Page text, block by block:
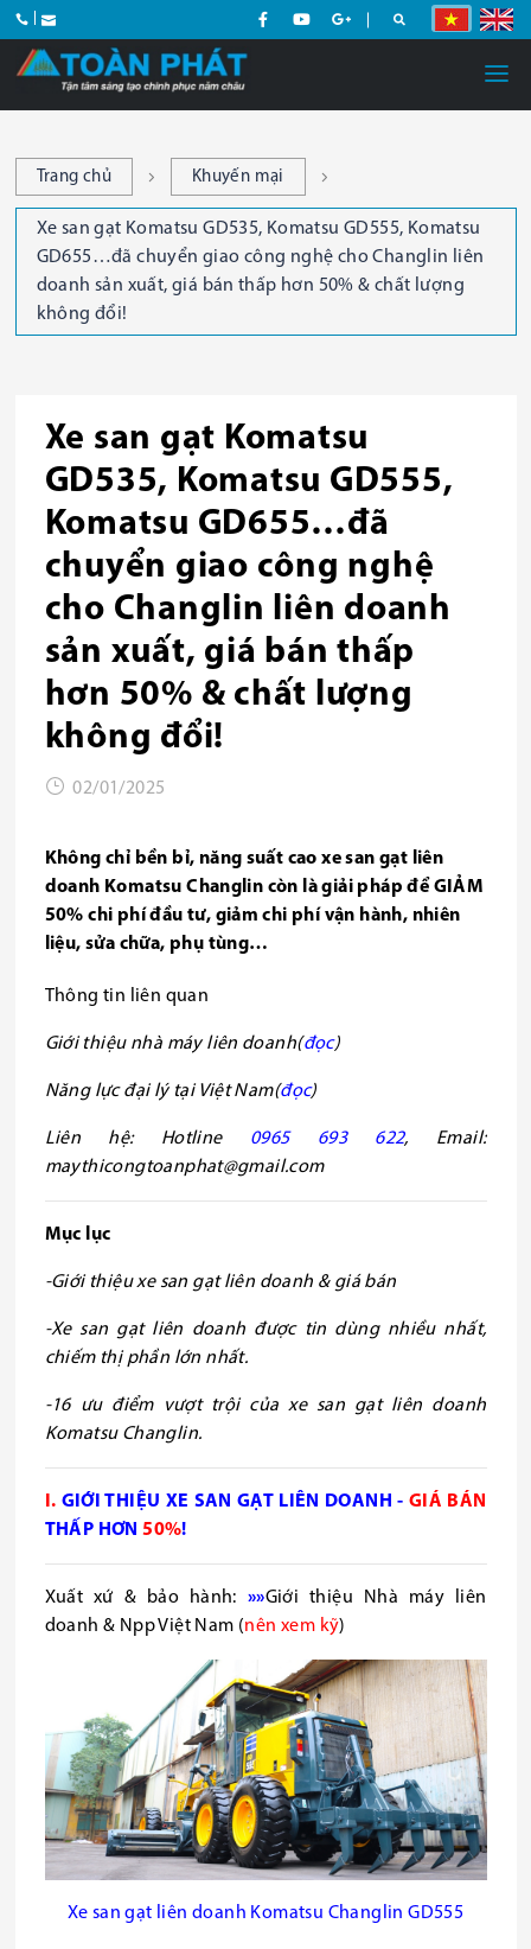
Trang chủ Khuyến mại
Xe san gạt Komatsu GD535, Komatsu GD555, Komatsu
GD655…đã chuyển giao công nghệ cho Changlin liên
doanh sản xuất, giá bán thấp hơn 50% & chất lượng
không đổi!
Xe san gạt Komatsu
GD535, Komatsu GD555,
Komatsu GD655…đã
chuyển giao công nghệ
cho Changlin liên doanh
sản xuất, giá bán thấp
hơn 50% & chất lượng
không đổi!
02/01/2025
Không chỉ bền bỉ, năng suất cao xe san gạt liên
doanh Komatsu Changlin còn là giải pháp để GIẢM
50% chi phí đầu tư, giảm chi phí vận hành, nhiên
liệu, sửa chữa, phụ tùng…
Thông tin liên quan
Giới thiệu nhà máy liên doanh(đọc)
Năng lực đại lý tại Việt Nam(đọc)
Liên hệ: Hotline 0965 693 622, Email:
maythicongtoanphat@gmail.com
Mục lục
-Giới thiệu xe san gạt liên doanh & giá bán
-Xe san gạt liên doanh được tin dùng nhiều nhất,
chiếm thị phần lớn nhất.
-16 ưu điểm vượt trội của xe san gạt liên doanh
Komatsu Changlin.
I. GIỚI THIỆU XE SAN GẠT LIÊN DOANH - GIÁ BÁN
THẤP HƠN50%!
Xuất xứ & bảo hành: »»Giới thiệu Nhà máy liên
doanh & Npp Việt Nam (nên xem kỹ)
Xe san gạt liên doanh Komatsu Changlin GD555